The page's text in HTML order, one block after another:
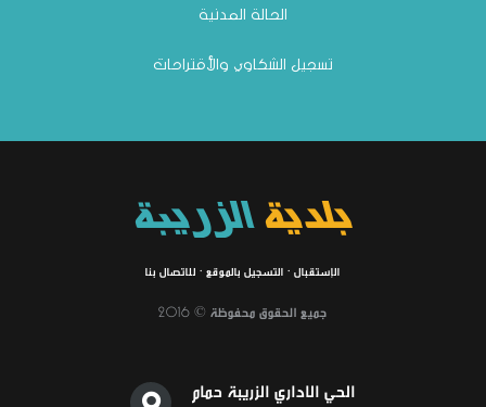
الحالة المدنية
تسجيل الشكاوي والأقتراحات
بلديةالزريبة
للاتصال بنا · التسجيل بالموقع · الإستقبال
جميع الحقوق محفوظة © 2016
الحي الاداري الزريبة حمام